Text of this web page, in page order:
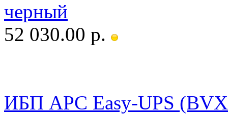
черный
52 030.00 р.
ИБП APC Easy-UPS